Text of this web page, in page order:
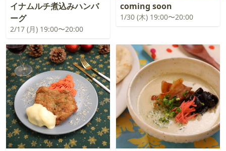
イナムルチ煮込みハンバ
ーグ
2/17 (月) 19:00〜20:00
coming soon
1/30 (木) 19:00〜20:00